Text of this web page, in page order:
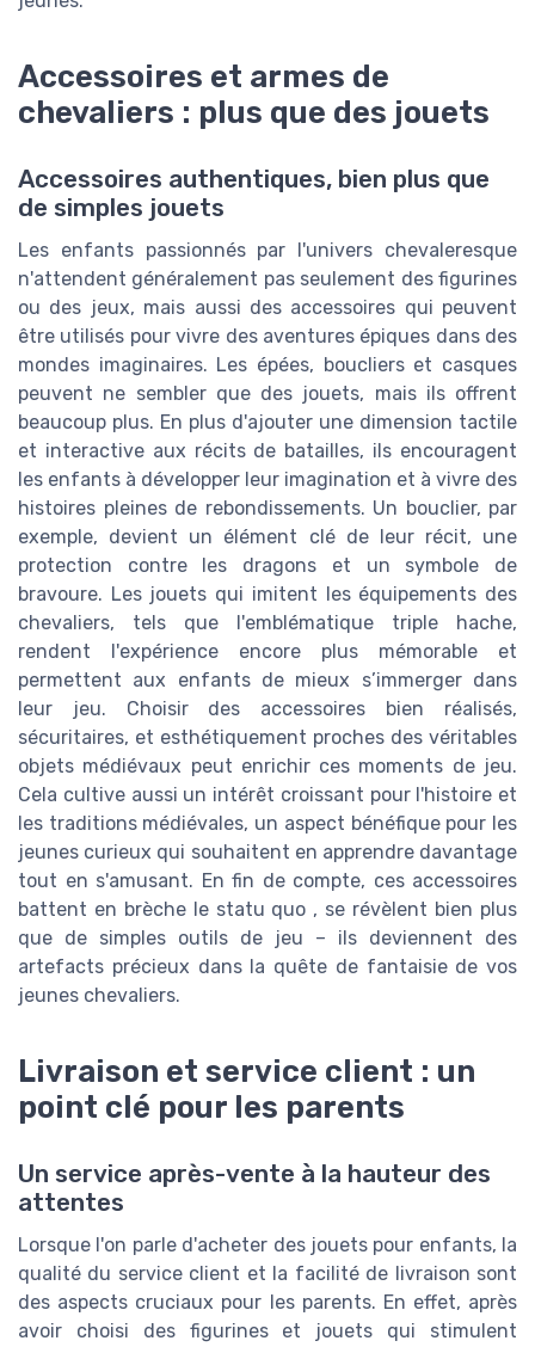
Accessoires et armes de
chevaliers : plus que des jouets
Accessoires authentiques, bien plus que
de simples jouets
Les enfants passionnés par l'univers chevaleresque
n'attendent généralement pas seulement des figurines
ou des jeux, mais aussi des accessoires qui peuvent
être utilisés pour vivre des aventures épiques dans des
mondes imaginaires. Les épées, boucliers et casques
peuvent ne sembler que des jouets, mais ils offrent
beaucoup plus. En plus d'ajouter une dimension tactile
et interactive aux récits de batailles, ils encouragent
les enfants à développer leur imagination et à vivre des
histoires pleines de rebondissements. Un bouclier, par
exemple, devient un élément clé de leur récit, une
protection contre les dragons et un symbole de
bravoure. Les jouets qui imitent les équipements des
chevaliers, tels que l'emblématique triple hache,
rendent l'expérience encore plus mémorable et
permettent aux enfants de mieux s’immerger dans
leur jeu. Choisir des accessoires bien réalisés,
sécuritaires, et esthétiquement proches des véritables
objets médiévaux peut enrichir ces moments de jeu.
Cela cultive aussi un intérêt croissant pour l'histoire et
les traditions médiévales, un aspect bénéfique pour les
jeunes curieux qui souhaitent en apprendre davantage
tout en s'amusant. En fin de compte, ces accessoires
battent en brèche le statu quo , se révèlent bien plus
que de simples outils de jeu – ils deviennent des
artefacts précieux dans la quête de fantaisie de vos
jeunes chevaliers.
Livraison et service client : un
point clé pour les parents
Un service après-vente à la hauteur des
attentes
Lorsque l'on parle d'acheter des jouets pour enfants, la
qualité du service client et la facilité de livraison sont
des aspects cruciaux pour les parents. En effet, après
avoir choisi des figurines et jouets qui stimulent